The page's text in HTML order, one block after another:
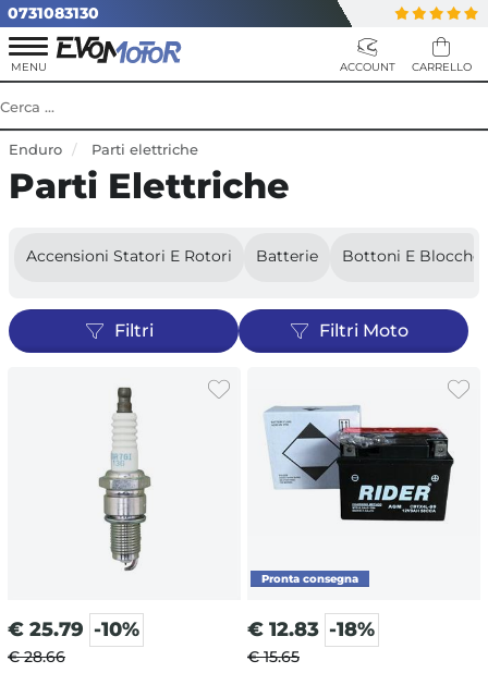
0731083130
Enduro Parti elettriche
Parti Elettriche
Accensioni Statori E Rotori Batterie Bottoni E
Filtri Filtri Moto
€ 25.79 -10%
€ 28.66
€ 12.83 -18%
€ 15.65